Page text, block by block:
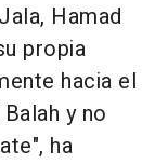
Hamad
propia
hacia el
y no
ha